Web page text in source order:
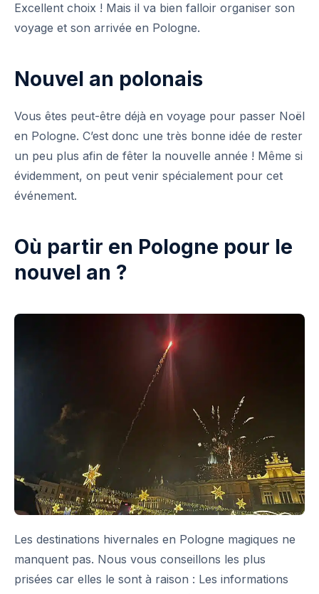
Excellent choix ! Mais il va bien falloir organiser son
voyage et son arrivée en Pologne.
Nouvel an polonais
Vous êtes peut-être déjà en voyage pour passer Noël
en Pologne. C’est donc une très bonne idée de rester
un peu plus afin de fêter la nouvelle année ! Même si
évidemment, on peut venir spécialement pour cet
événement.
Où partir en Pologne pour le
nouvel an ?
Les destinations hivernales en Pologne magiques ne
manquent pas. Nous vous conseillons les plus
prisées car elles le sont à raison : Les informations